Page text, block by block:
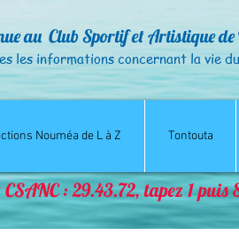
au Club Sportif et Artistique de
les informations concernant la vie
Nouméa de L à Z Tontouta
: 29.43.72, tapez 1 puis